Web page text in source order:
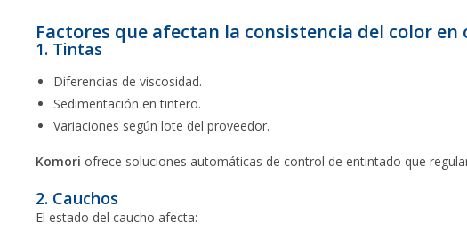
Factores que afectan la consistencia del color en
1. Tintas
Diferencias de viscosidad.
Sedimentación en tintero.
Variaciones según lote del proveedor.
Komori ofrece soluciones automáticas de control de entintado que
2. Cauchos
El estado del caucho afecta: